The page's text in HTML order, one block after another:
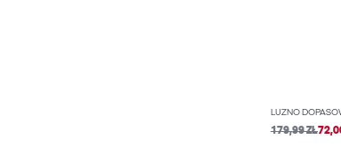
LUŹNO
179,99 ZŁ